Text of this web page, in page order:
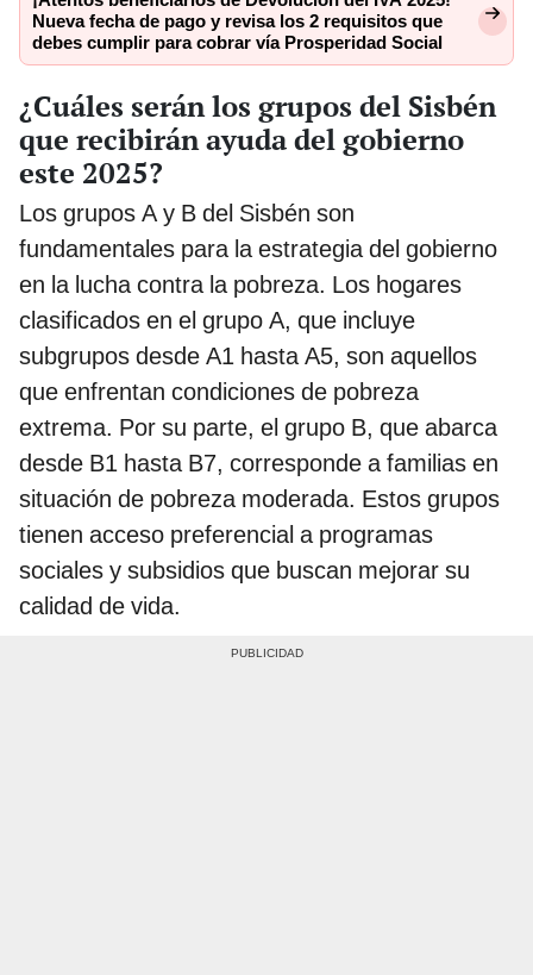
Nueva fecha de pago y revisa los 2 requisitos que
debes cumplir para cobrar vía Prosperidad Social
¿Cuáles serán los grupos del Sisbén
que recibirán ayuda del gobierno
este 2025?
Los grupos A y B del Sisbén son
fundamentales para la estrategia del gobierno
en la lucha contra la pobreza. Los hogares
clasificados en el grupo A, que incluye
subgrupos desde A1 hasta A5, son aquellos
que enfrentan condiciones de pobreza
extrema. Por su parte, el grupo B, que abarca
desde B1 hasta B7, corresponde a familias en
situación de pobreza moderada. Estos grupos
tienen acceso preferencial a programas
sociales y subsidios que buscan mejorar su
calidad de vida.